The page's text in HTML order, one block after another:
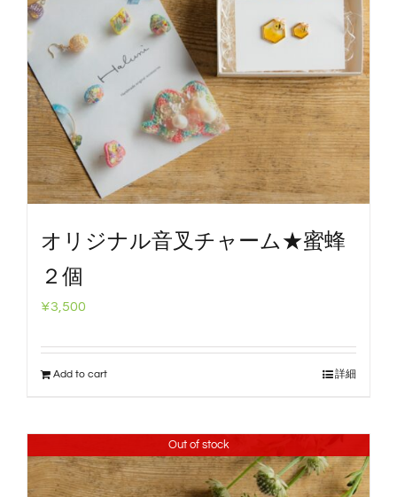
オリジナル音叉チャーム★蜜蜂
２個
¥3,500
Add to cart 詳細
Out of stock